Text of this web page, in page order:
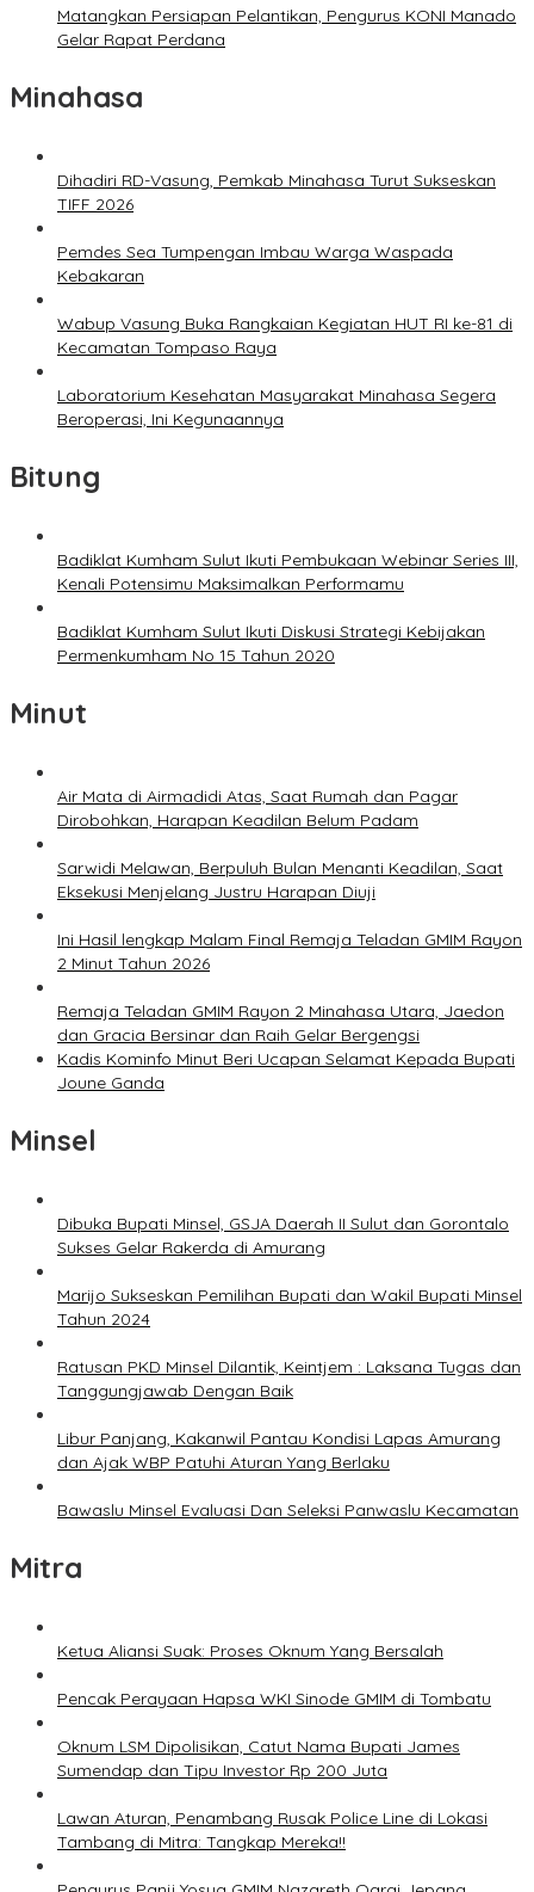
Matangkan Persiapan Pelantikan, Pengurus KONI Manado
Gelar Rapat Perdana
Minahasa
Dihadiri RD-Vasung, Pemkab Minahasa Turut Sukseskan
TIFF 2026
Pemdes Sea Tumpengan Imbau Warga Waspada
Kebakaran
Wabup Vasung Buka Rangkaian Kegiatan HUT RI ke-81 di
Kecamatan Tompaso Raya
Laboratorium Kesehatan Masyarakat Minahasa Segera
Beroperasi, Ini Kegunaannya
Bitung
Badiklat Kumham Sulut Ikuti Pembukaan Webinar Series III,
Kenali Potensimu Maksimalkan Performamu
Badiklat Kumham Sulut Ikuti Diskusi Strategi Kebijakan
Permenkumham No 15 Tahun 2020
Minut
Air Mata di Airmadidi Atas, Saat Rumah dan Pagar
Dirobohkan, Harapan Keadilan Belum Padam
Sarwidi Melawan, Berpuluh Bulan Menanti Keadilan, Saat
Eksekusi Menjelang Justru Harapan Diuji
Ini Hasil lengkap Malam Final Remaja Teladan GMIM Rayon
2 Minut Tahun 2026
Remaja Teladan GMIM Rayon 2 Minahasa Utara, Jaedon
dan Gracia Bersinar dan Raih Gelar Bergengsi
Kadis Kominfo Minut Beri Ucapan Selamat Kepada Bupati
Joune Ganda
Minsel
Dibuka Bupati Minsel, GSJA Daerah II Sulut dan Gorontalo
Sukses Gelar Rakerda di Amurang
Marijo Sukseskan Pemilihan Bupati dan Wakil Bupati Minsel
Tahun 2024
Ratusan PKD Minsel Dilantik, Keintjem : Laksana Tugas dan
Tanggungjawab Dengan Baik
Libur Panjang, Kakanwil Pantau Kondisi Lapas Amurang
dan Ajak WBP Patuhi Aturan Yang Berlaku
Bawaslu Minsel Evaluasi Dan Seleksi Panwaslu Kecamatan
Mitra
Ketua Aliansi Suak: Proses Oknum Yang Bersalah
Pencak Perayaan Hapsa WKI Sinode GMIM di Tombatu
Oknum LSM Dipolisikan, Catut Nama Bupati James
Sumendap dan Tipu Investor Rp 200 Juta
Lawan Aturan, Penambang Rusak Police Line di Lokasi
Tambang di Mitra: Tangkap Mereka!!